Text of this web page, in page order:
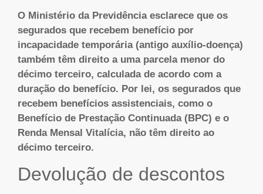
O Ministério da Previdência esclarece que os
segurados que recebem benefício por
incapacidade temporária (antigo auxílio-doença)
também têm direito a uma parcela menor do
décimo terceiro, calculada de acordo com a
duração do benefício. Por lei, os segurados que
recebem benefícios assistenciais, como o
Benefício de Prestação Continuada (BPC) e o
Renda Mensal Vitalícia, não têm direito ao
décimo terceiro.
Devolução de descontos